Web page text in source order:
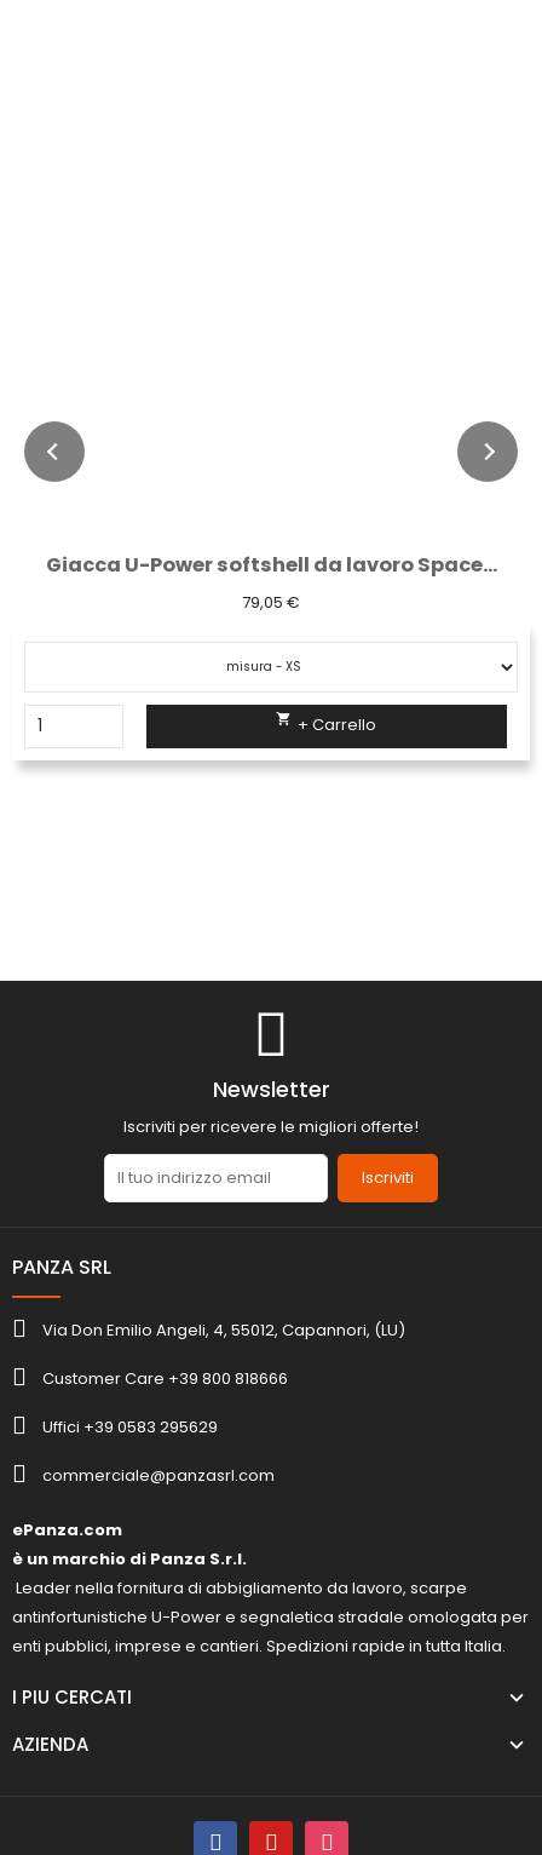
Giacca U-Power softshell da lavoro Space...
79,05 €
 + Carrello
Newsletter
Iscriviti per ricevere le migliori offerte!
Iscriviti
PANZA SRL
Via Don Emilio Angeli, 4, 55012, Capannori, (LU)
Customer Care +39 800 818666
Uffici +39 0583 295629
commerciale@panzasrl.com
ePanza.com
è un marchio di Panza S.r.l.
Leader nella fornitura di abbigliamento da lavoro, scarpe
antinfortunistiche U-Power e segnaletica stradale omologata per
enti pubblici, imprese e cantieri. Spedizioni rapide in tutta Italia.
I PIU CERCATI
AZIENDA